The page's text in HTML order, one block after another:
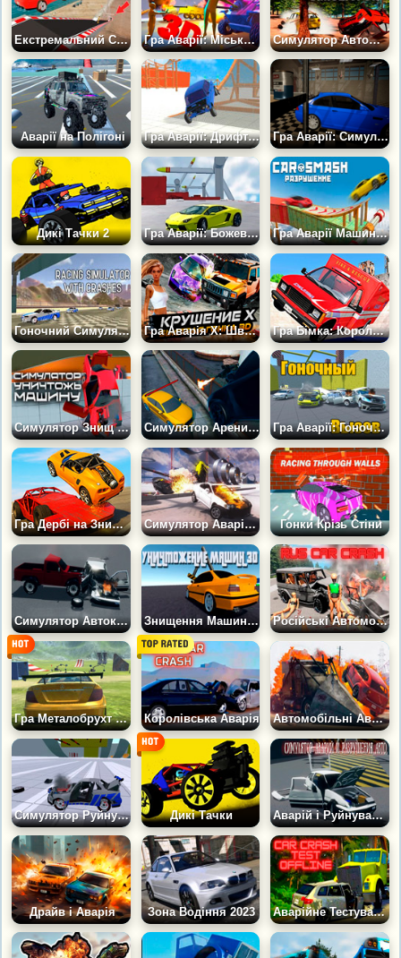
Екстремальний Спуск Гра Аварії: Міський Авто Про Симулятор Симулятор Автомобільних Дербі Арена
Аварії на Полігоні Гра Аварії: Дрифт Машин Гра Аварії: Симулятор Вільного Дрифту
Дикі Тачки 2 Гра Аварії: Божевільний Спуск Гра Аварії Машин: Руйнування
Гоночний Симулятор з Аваріями Гра Аварія Х: Швидка гонка 3Д Гра Бімка: Король Божевільних Аварій 2026
Симулятор Знищ Машину Симулятор Арени Знищення Машин Гра Аварії: Гоночний виклик
Гра Дербі на Знищення: Автокатастрофа Симулятор Аварій на Полігоні Гонки Крізь Стіни
Симулятор Автокатастроф і Руйнування Машин Знищення Машин 3Д Російські Автомобільні Аварії
Гра Металобрухт 6: Гран Туризмо Королівська Аварія Автомобільні Аварії на Арені
Симулятор Руйнування Автомобілів і Аварій Дикі Тачки Аварій і Руйнування Транспортних Засобів
Драйв і Аварія Зона Водіння 2023 Аварійне Тестування Автомобілів